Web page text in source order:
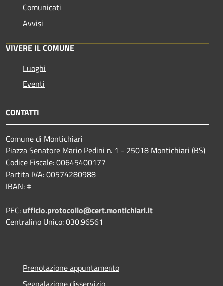
Comunicati
Avvisi
VIVERE IL COMUNE
Luoghi
Eventi
CONTATTI
Comune di Montichiari
Piazza Senatore Mario Pedini n. 1 - 25018 Montichiari (BS)
Codice Fiscale: 00645400177
Partita IVA: 00574280988
IBAN: #
PEC: ufficio.protocollo@cert.montichiari.it
Centralino Unico: 030.96561
Prenotazione appuntamento
Segnalazione disservizio